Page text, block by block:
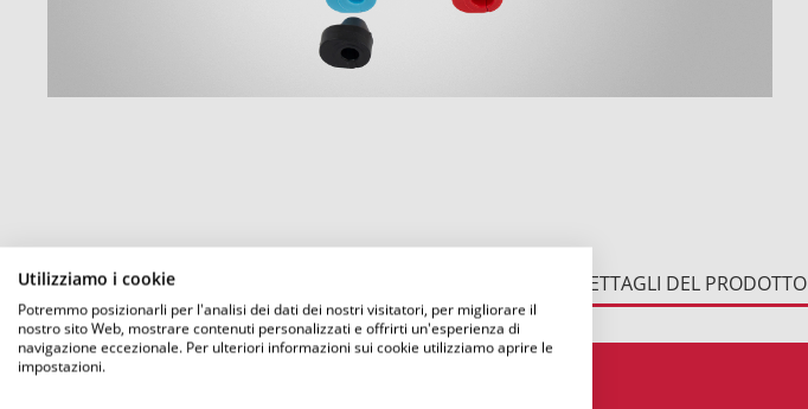
Utilizziamo i cookie
Potremmo posizionarli per l'analisi dei dati dei nostri visitatori, per migliorare il
nostro sito Web, mostrare contenuti personalizzati e offrirti un'esperienza di
navigazione eccezionale. Per ulteriori informazioni sui cookie utilizziamo aprire le
impostazioni.
DETTAGLI DEL PRODOTTO